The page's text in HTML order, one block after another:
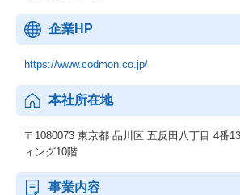
企業HP
https://www.codmon.co.jp/
本社所在地
〒1080073 東京都 品川区 五反田八丁目 4番
ィング10階
事業内容